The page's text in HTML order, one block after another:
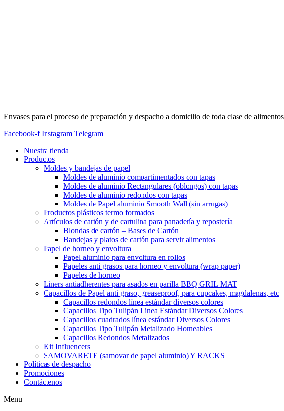
Envases para el proceso de preparación y despacho a domicilio de toda clase de alimentos
Facebook-f Instagram Telegram
Nuestra tienda
Productos
Moldes y bandejas de papel
Moldes de aluminio compartimentados con tapas
Moldes de aluminio Rectangulares (oblongos) con tapas
Moldes de aluminio redondos con tapas
Moldes de Papel aluminio Smooth Wall (sin arrugas)
Productos plásticos termo formados
Artículos de cartón y de cartulina para panadería y repostería
Blondas de cartón – Bases de Cartón
Bandejas y platos de cartón para servir alimentos
Papel de horneo y envoltura
Papel aluminio para envoltura en rollos
Papeles anti grasos para horneo y envoltura (wrap paper)
Papeles de horneo
Liners antiadherentes para asados en parilla BBQ GRIL MAT
Capacillos de Papel anti graso, greaseproof, para cupcakes, magdalenas, etc
Capacillos redondos línea estándar diversos colores
Capacillos Tipo Tulipán Línea Estándar Diversos Colores
Capacillos cuadrados línea estándar Diversos Colores
Capacillos Tipo Tulipán Metalizado Horneables
Capacillos Redondos Metalizados
Kit Influencers
SAMOVARETE (samovar de papel aluminio) Y RACKS
Políticas de despacho
Promociones
Contáctenos
Menu